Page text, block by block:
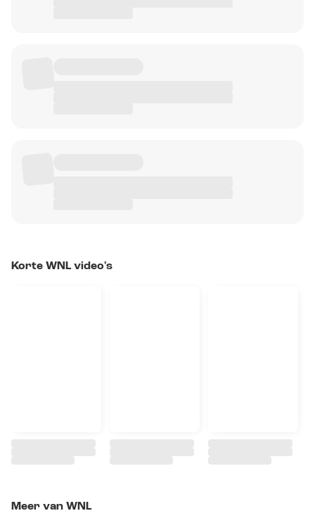
Korte WNL video's
Meer van WNL